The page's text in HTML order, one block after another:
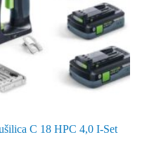
C 18 HPC 4,0 I-Set